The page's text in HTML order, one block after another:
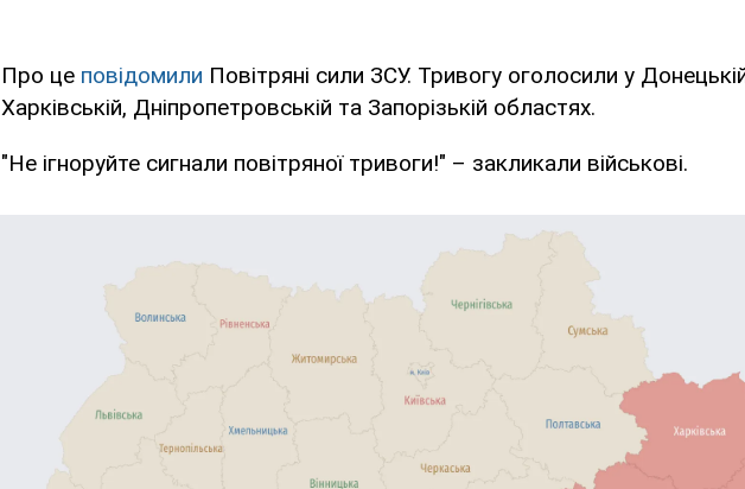
Про це повідомили Повітряні сили ЗСУ. Тривогу оголосили у
Харківській, Дніпропетровській та Запорізькій областях.
"Не ігноруйте сигнали повітряної тривоги!" – закликали військові.